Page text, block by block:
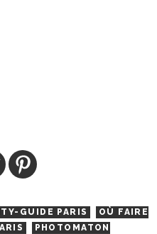
GUIDE PARIS
OÙ FAIRE
PHOTOMATON